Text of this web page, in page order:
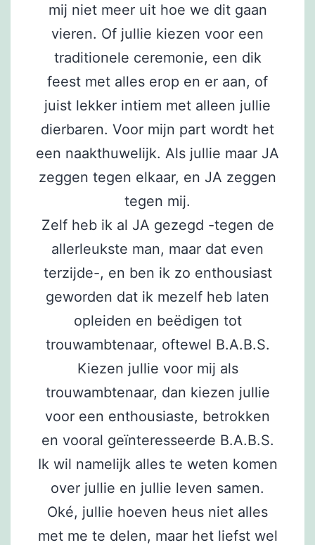
mij niet meer uit hoe we dit gaan
vieren. Of jullie kiezen voor een
traditionele ceremonie, een dik
feest met alles erop en er aan, of
juist lekker intiem met alleen jullie
dierbaren. Voor mijn part wordt het
een naakthuwelijk. Als jullie maar JA
zeggen tegen elkaar, en JA zeggen
tegen mij.
Zelf heb ik al JA gezegd -tegen de
allerleukste man, maar dat even
terzijde-, en ben ik zo enthousiast
geworden dat ik mezelf heb laten
opleiden en beëdigen tot
trouwambtenaar, oftewel B.A.B.S.
Kiezen jullie voor mij als
trouwambtenaar, dan kiezen jullie
voor een enthousiaste, betrokken
en vooral geïnteresseerde B.A.B.S.
Ik wil namelijk alles te weten komen
over jullie en jullie leven samen.
Oké, jullie hoeven heus niet alles
met me te delen, maar het liefst wel